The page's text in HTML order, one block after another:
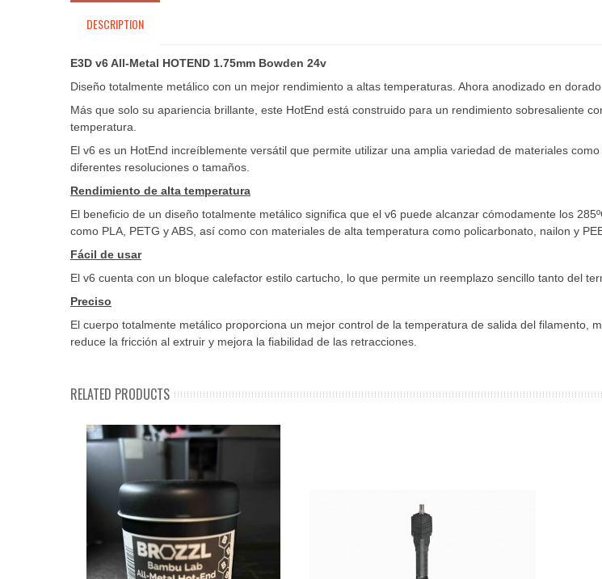
DESCRIPTION
E3D v6 All-Metal HOTEND 1.75mm Bowden 24v
Diseño totalmente metálico con un mejor rendimiento a altas temperaturas. Ahora anodizado en dorado.
Más que solo su apariencia brillante, este HotEnd está construido para un rendimiento sobresaliente
temperatura.
El v6 es un HotEnd increíblemente versátil que permite utilizar una amplia variedad de materiales
diferentes resoluciones o tamaños.
Rendimiento de alta temperatura
El beneficio de un diseño totalmente metálico significa que el v6 puede alcanzar cómodamente los
como PLA, PETG y ABS, así como con materiales de alta temperatura como policarbonato, nailon y
Fácil de usar
El v6 cuenta con un bloque calefactor estilo cartucho, lo que permite un reemplazo sencillo tanto del
Preciso
El cuerpo totalmente metálico proporciona un mejor control de la temperatura de salida del filamento,
reduce la fricción al extruir y mejora la fiabilidad de las retracciones.
RELATED PRODUCTS